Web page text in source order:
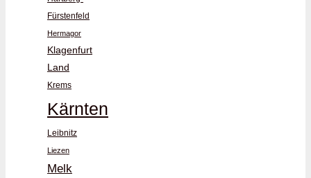
Fürstenfeld
Hermagor
Klagenfurt
Land
Krems
Kärnten
Leibnitz
Liezen
Melk